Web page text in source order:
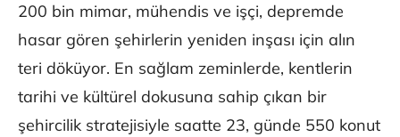
200 bin mimar, mühendis ve işçi, depremde
hasar gören şehirlerin yeniden inşası için alın
teri döküyor. En sağlam zeminlerde, kentlerin
tarihi ve kültürel dokusuna sahip çıkan bir
şehircilik stratejisiyle saatte 23, günde 550 konut